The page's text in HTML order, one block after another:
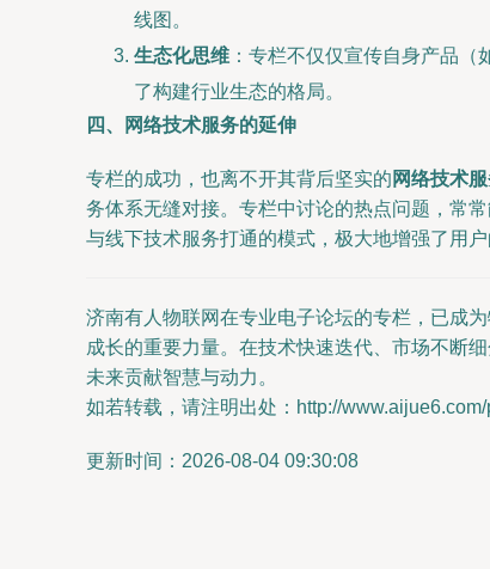
线图。
生态化思维 ：专栏不仅仅宣传自身产品
了构建行业生态的格局。
四、网络技术服务的延伸
专栏的成功，也离不开其背后坚实的 网络技术
务体系无缝对接。专栏中讨论的热点问题，常
与线下技术服务打通的模式，极大地增强了用户
济南有人物联网在专业电子论坛的专栏，已成
成长的重要力量。在技术快速迭代、市场不断
未来贡献智慧与动力。
如若转载，请注明出处：http://www.aijue6.com/
更新时间：2026-08-04 09:30:08